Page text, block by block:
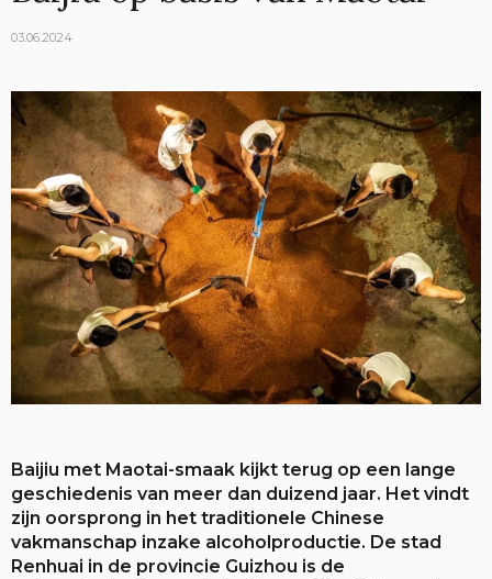
03.06.2024
Baijiu met Maotai-smaak kijkt terug op een lange
geschiedenis van meer dan duizend jaar. Het vindt
zijn oorsprong in het traditionele Chinese
vakmanschap inzake alcoholproductie. De stad
Renhuai in de provincie Guizhou is de